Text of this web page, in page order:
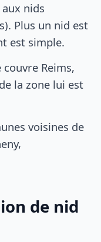
nids
Plus un nid est
est simple.
Reims,
la zone lui est
voisines de
de nid